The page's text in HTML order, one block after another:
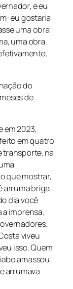
e eu
eu gostaria
uma obra
uma obra.
do
de
em 2023,
em quatro
transporte, na
que mostrar,
arruma briga.
dia você
imprensa,
viveu
isso. Quem
amassou.
arrumava